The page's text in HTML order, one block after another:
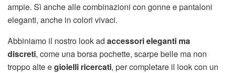
ampie. Sì anche alle combinazioni con gonne e pantaloni
eleganti, anche in colori vivaci.
Abbiniamo il nostro look ad accessori eleganti ma
discreti, come una borsa pochette, scarpe belle ma non
troppo alte egioielli ricercati, per completare il look con un